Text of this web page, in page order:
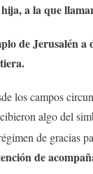
a la que
de Jerusalén a
los campos
algo del
de gracias
de